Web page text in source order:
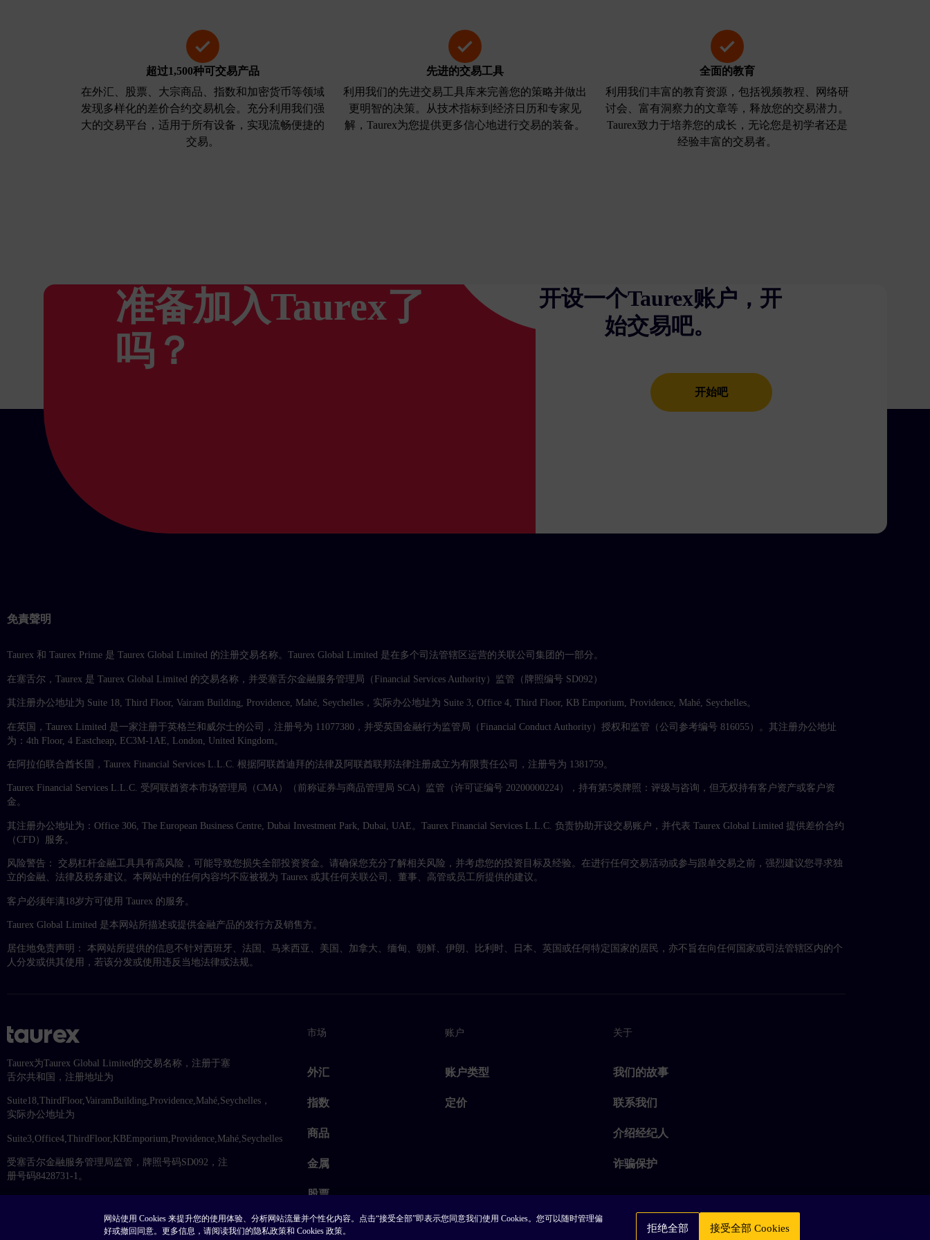
网站使用 Cookies 来提升您的使用体验、分析网站流量并个性化内容。点击“接受全部”即表示您同意我们使用 Cookies。您可以随时管理偏
好或撤回同意。更多信息，请阅读我们的隐私政策和 Cookies 政策。
接受全部 Cookies
拒绝全部
超过1,500种可交易产品
在外汇、股票、大宗商品、指数和加密货币等领域
发现多样化的差价合约交易机会。充分利用我们强
大的交易平台，适用于所有设备，实现流畅便捷的
交易。
先进的交易工具
利用我们的先进交易工具库来完善您的策略并做出
更明智的决策。从技术指标到经济日历和专家见
解，Taurex为您提供更多信心地进行交易的装备。
全面的教育
利用我们丰富的教育资源，包括视频教程、网络研
讨会、富有洞察力的文章等，释放您的交易潜力。
Taurex致力于培养您的成长，无论您是初学者还是
经验丰富的交易者。
准备加入Taurex了
吗？
开设一个Taurex账户，开
始交易吧。
开始吧
免責聲明
Taurex 和 Taurex Prime 是 Taurex Global Limited 的注册交易名称。Taurex Global Limited 是在多个司法管辖区运营的关联公司集团的一部分。
在塞舌尔，Taurex 是 Taurex Global Limited 的交易名称，并受塞舌尔金融服务管理局（Financial Services Authority）监管（牌照编号 SD092）
其注册办公地址为 Suite 18, Third Floor, Vairam Building, Providence, Mahé, Seychelles，实际办公地址为 Suite 3, Office 4, Third Floor, KB Emporium, Providence, Mahé, Seychelles。
在英国，Taurex Limited 是一家注册于英格兰和威尔士的公司，注册号为 11077380，并受英国金融行为监管局（Financial Conduct Authority）授权和监管（公司参考编号 816055）。其注册办公地址
为：4th Floor, 4 Eastcheap, EC3M-1AE, London, United Kingdom。
在阿拉伯联合酋长国，Taurex Financial Services L.L.C. 根据阿联酋迪拜的法律及阿联酋联邦法律注册成立为有限责任公司，注册号为 1381759。
Taurex Financial Services L.L.C. 受阿联酋资本市场管理局（CMA）（前称证券与商品管理局 SCA）监管（许可证编号 20200000224），持有第5类牌照：评级与咨询，但无权持有客户资产或客户资
金。
其注册办公地址为：Office 306, The European Business Centre, Dubai Investment Park, Dubai, UAE。Taurex Financial Services L.L.C. 负责协助开设交易账户，并代表 Taurex Global Limited 提供差价合约
（CFD）服务。
风险警告： 交易杠杆金融工具具有高风险，可能导致您损失全部投资资金。请确保您充分了解相关风险，并考虑您的投资目标及经验。在进行任何交易活动或参与跟单交易之前，强烈建议您寻求独
立的金融、法律及税务建议。本网站中的任何内容均不应被视为 Taurex 或其任何关联公司、董事、高管或员工所提供的建议。
客户必须年满18岁方可使用 Taurex 的服务。
Taurex Global Limited 是本网站所描述或提供金融产品的发行方及销售方。
居住地免责声明： 本网站所提供的信息不针对西班牙、法国、马来西亚、美国、加拿大、缅甸、朝鲜、伊朗、比利时、日本、英国或任何特定国家的居民，亦不旨在向任何国家或司法管辖区内的个
人分发或供其使用，若该分发或使用违反当地法律或法规。
Taurex为Taurex Global Limited的交易名称，注册于塞
舌尔共和国，注册地址为
Suite18,ThirdFloor,VairamBuilding,Providence,Mahé,Seychelles，
实际办公地址为
Suite3,Office4,ThirdFloor,KBEmporium,Providence,Mahé,Seychelles
受塞舌尔金融服务管理局监管，牌照号码SD092，注
册号码8428731-1。
市场
外汇
指数
商品
金属
股票
账户
账户类型
定价
关于
我们的故事
联系我们
介绍经纪人
诈骗保护